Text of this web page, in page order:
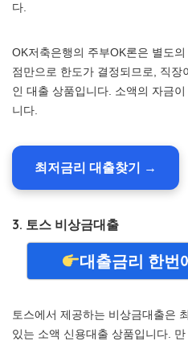
다.
OK저축은행의 주부OK론은 별도
점만으로 한도가 결정되므로, 직장
인 대출 상품입니다. 소액의 자금
니다.
최저금리 대출찾기 →
3. 토스 비상금대출
대출금리 한번
토스에서 제공하는 비상금대출은
있는 소액 신용대출 상품입니다.